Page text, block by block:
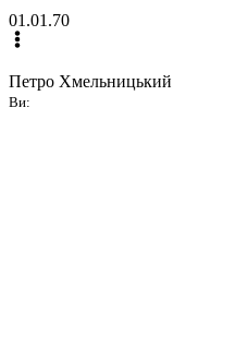
01.01.70
Петро Хмельницький
Ви: